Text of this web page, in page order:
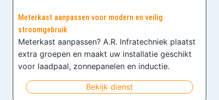
Meterkast aanpassen voor modern en veilig
stroomgebruik
Meterkast aanpassen? A.R. Infratechniek plaatst
extra groepen en maakt uw installatie geschikt
voor laadpaal, zonnepanelen en inductie.
Bekijk dienst